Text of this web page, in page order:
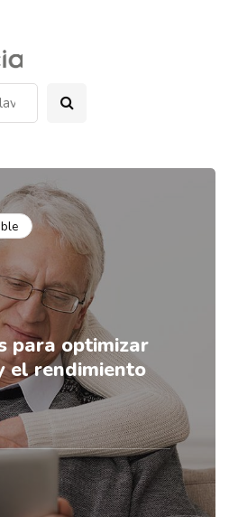
para optimizar
el rendimiento